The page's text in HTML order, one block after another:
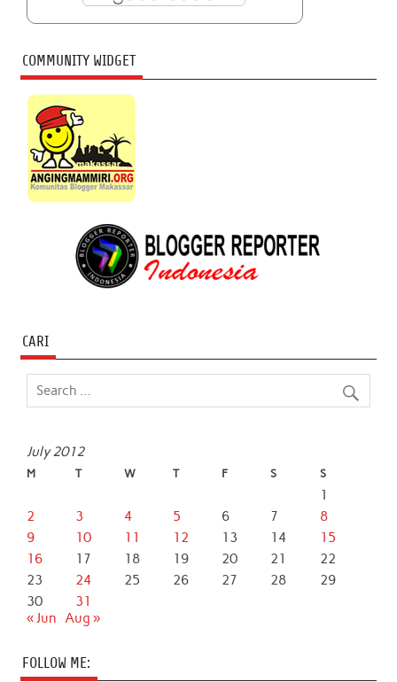
COMMUNITY WIDGET
CARI
July 2012
M T W T F S S
1
2
3 4 5 6 7
8
9
10 11 12 13 14
15
16
17 18 19 20 21
22
23
24 25 26 27 28
29
30
31
« Jun Aug »
FOLLOW ME: